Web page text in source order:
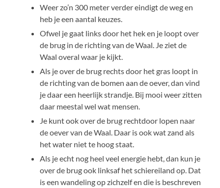
Weer zo’n 300 meter verder eindigt de weg en
heb je een aantal keuzes.
Ofwel je gaat links door het hek en je loopt over
de brug in de richting van de Waal. Je ziet de
Waal overal waar je kijkt.
Als je over de brug rechts door het gras loopt in
de richting van de bomen aan de oever, dan vind
je daar een heerlijk strandje. Bij mooi weer zitten
daar meestal wel wat mensen.
Je kunt ook over de brug rechtdoor lopen naar
de oever van de Waal. Daar is ook wat zand als
het water niet te hoog staat.
Als je echt nog heel veel energie hebt, dan kun je
over de brug ook linksaf het schiereiland op. Dat
is een wandeling op zichzelf en die is beschreven